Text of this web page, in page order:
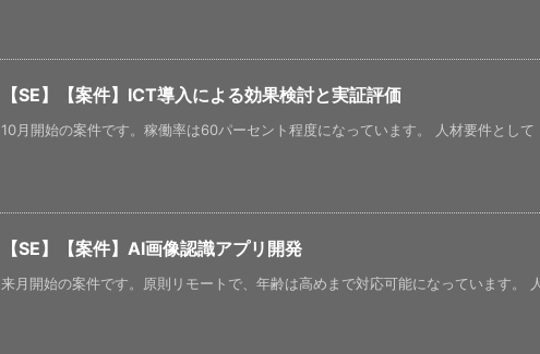
【SE】【案件】ICT導⼊による効果検討と実証評価
10月開始の案件です。稼働率は60パーセント程度になっています。 人材要件として
【SE】【案件】AI画像認識アプリ開発
来月開始の案件です。原則リモートで、年齢は高めまで対応可能になっています。